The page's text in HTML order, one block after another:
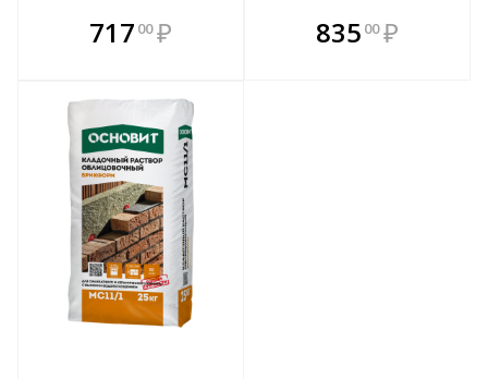
717 00 ₽
В комплекте
всегда выгоднее!
В комплекте
всегда выгоднее!
835 00 ₽